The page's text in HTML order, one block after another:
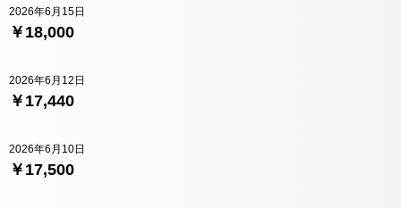
￥18,000
2026年6月15日
￥17,440
2026年6月12日
￥17,500
2026年6月10日